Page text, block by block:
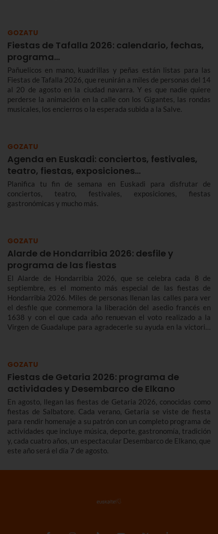
GOZATU
Fiestas de Tafalla 2026: calendario, fechas,
programa…
Pañuelicos en mano, kuadrillas y peñas están listas para las
Fiestas de Tafalla 2026, que reunirán a miles de personas del 14
al 20 de agosto en la ciudad navarra. Y es que nadie quiere
perderse la animación en la calle con los Gigantes, las rondas
musicales, los encierros o la esperada subida a la Salve.
GOZATU
Agenda en Euskadi: conciertos, festivales,
teatro, fiestas, exposiciones…
Planifica tu fin de semana en Euskadi para disfrutar de
conciertos, teatro, festivales, exposiciones, fiestas
gastronómicas y mucho más.
GOZATU
Alarde de Hondarribia 2026: desfile y
programa de las fiestas
El Alarde de Hondarribia 2026, que se celebra cada 8 de
septiembre, es el momento más especial de las fiestas de
Hondarribia 2026. Miles de personas llenan las calles para ver
el desfile que conmemora la liberación del asedio francés en
1638 y con el que cada año renuevan el voto realizado a la
Virgen de Guadalupe para agradecerle su ayuda en la victoria.
septiembre.
GOZATU
Fiestas de Getaria 2026: programa de
actividades y Desembarco de Elkano
En agosto, llegan las fiestas de Getaria 2026, conocidas como
fiestas de Salbatore. Cada verano, Getaria se viste de fiesta
para rendir homenaje a su patrón con un completo programa de
actividades que incluye música, deporte, gastronomía, tradición
y, cada cuatro años, un espectacular Desembarco de Elkano, que
este año será el día 7 de agosto.